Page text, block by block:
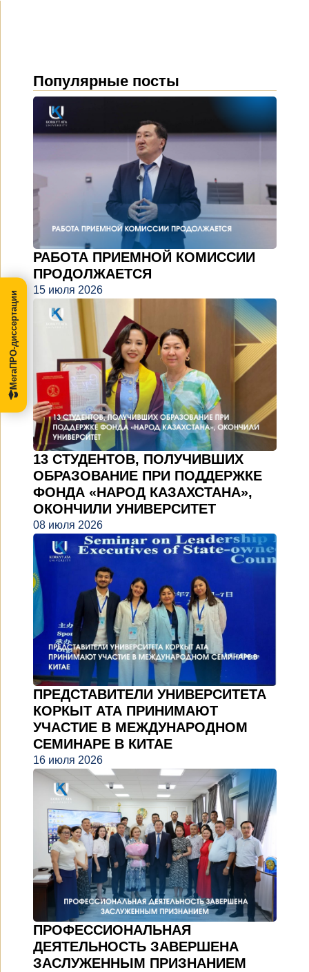
Популярные посты
РАБОТА ПРИЕМНОЙ КОМИССИИ
ПРОДОЛЖАЕТСЯ
15 июля 2026
13 СТУДЕНТОВ, ПОЛУЧИВШИХ
ОБРАЗОВАНИЕ ПРИ ПОДДЕРЖКЕ
ФОНДА «НАРОД КАЗАХСТАНА»,
ОКОНЧИЛИ УНИВЕРСИТЕТ
08 июля 2026
ПРЕДСТАВИТЕЛИ УНИВЕРСИТЕТА
КОРКЫТ АТА ПРИНИМАЮТ
УЧАСТИЕ В МЕЖДУНАРОДНОМ
СЕМИНАРЕ В КИТАЕ
16 июля 2026
ПРОФЕССИОНАЛЬНАЯ
ДЕЯТЕЛЬНОСТЬ ЗАВЕРШЕНА
ЗАСЛУЖЕННЫМ ПРИЗНАНИЕМ
МегаПРО-диссертации